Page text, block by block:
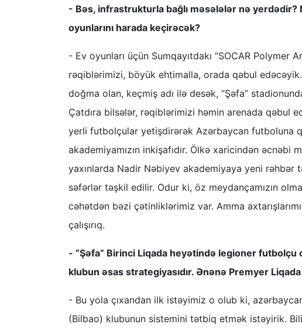
- Bəs, infrastrukturla bağlı məsələlər nə
oyunlarını harada keçirəcək?
- Ev oyunları üçün Sumqayıtdakı “SOCAR
rəqiblərimizi, böyük ehtimalla, orada qəbul
doğma olan, keçmiş adı ilə desək, “Şəfa”
Çatdıra bilsələr, rəqiblərimizi həmin arenada qəbul
yerli futbolçular yetişdirərək Azərbaycan futboluna
akademiyamızın inkişafıdır. Ölkə xaricindən
yaxınlarda Nadir Nəbiyev akademiyaya yeni
səfərlər təşkil edilir. Odur ki, öz meydançamızın
cəhətdən bəzi çətinliklərimiz var. Amma
çalışırıq.
- “Şəfa” Birinci Liqada heyətində legioner
klubun əsas strategiyasıdır. Ənənə Premyer
- Bu yola çıxandan ilk istəyimiz o olub ki,
(Bilbao) klubunun sistemini tətbiq etmək istəyirik.